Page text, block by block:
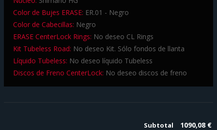
Color de Bujes ERASE: ER.01 - Negro
Color de Cabecillas: Negro
ERASE CenterLock Rings: No deseo CL Rings
Kit Tubeless Road: No deseo Kit. Sólo fondos de llanta
Líquido Tubeless: No deseo líquido Tubeless
Discos de Freno CenterLock: No deseo discos de freno
Subtotal 1090,08 €